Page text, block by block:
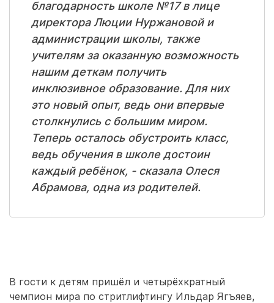
благодарность школе №17 в лице
директора Люции Нуржановой и
администрации школы, также
учителям за оказанную возможность
нашим деткам получить
инклюзивное образование. Для них
это новый опыт, ведь они впервые
столкнулись с большим миром.
Теперь осталось обустроить класс,
ведь обучения в школе достоин
каждый ребёнок, - сказала Олеся
Абрамова, одна из родителей.
В гости к детям пришёл и четырёхкратный
чемпион мира по стритлифтингу Ильдар Ягъяев,